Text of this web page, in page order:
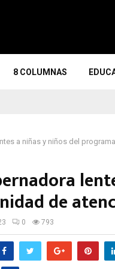
8 COLUMNAS
a niñas y niños del
de
0 793